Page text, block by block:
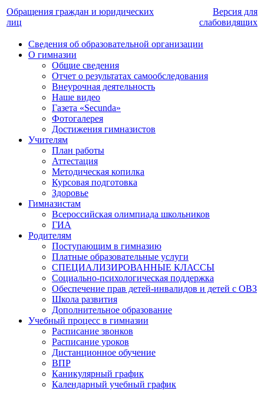
Обращения граждан и юридических
лиц
Версия для
слабовидящих
Сведения об образовательной организации
О гимназии
Общие сведения
Отчет о результатах самообследования
Внеурочная деятельность
Наше видео
Газета «Secunda»
Фотогалерея
Достижения гимназистов
Учителям
План работы
Аттестация
Методическая копилка
Курсовая подготовка
Здоровье
Гимназистам
Всероссийская олимпиада школьников
ГИА
Родителям
Поступающим в гимназию
Платные образовательные услуги
СПЕЦИАЛИЗИРОВАННЫЕ КЛАССЫ
Социально-психологическая поддержка
Обеспечение прав детей-инвалидов и детей с ОВЗ
Школа развития
Дополнительное образование
Учебный процесс в гимназии
Расписание звонков
Расписание уроков
Дистанционное обучение
ВПР
Каникулярный график
Календарный учебный график